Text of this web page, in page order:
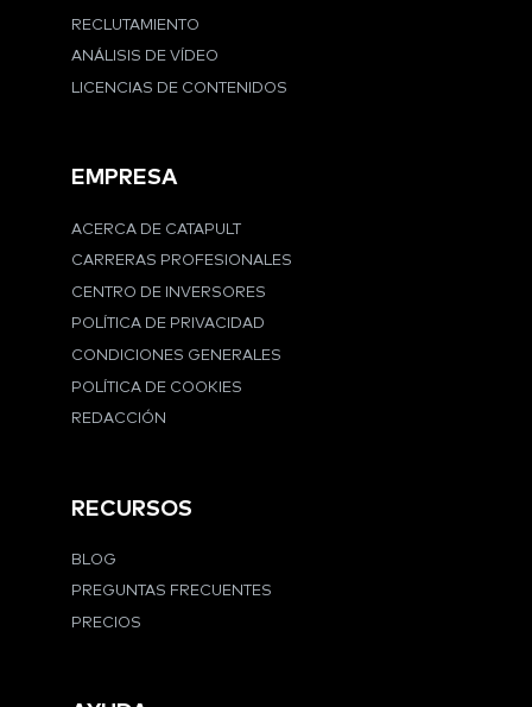
RECLUTAMIENTO
ANÁLISIS DE VÍDEO
LICENCIAS DE CONTENIDOS
EMPRESA
ACERCA DE CATAPULT
CARRERAS PROFESIONALES
CENTRO DE INVERSORES
POLÍTICA DE PRIVACIDAD
CONDICIONES GENERALES
POLÍTICA DE COOKIES
REDACCIÓN
RECURSOS
BLOG
PREGUNTAS FRECUENTES
PRECIOS